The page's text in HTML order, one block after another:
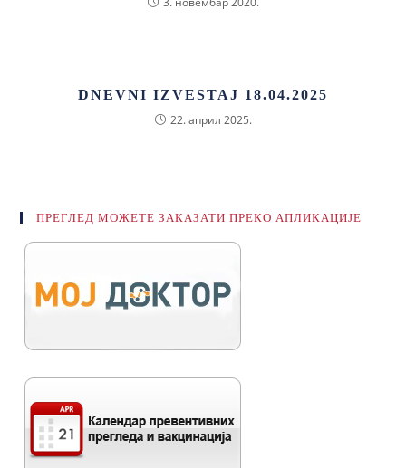
DNEVNI IZVESTAJ 18.04.2025
22. април 2025.
ПРЕГЛЕД МОЖЕТЕ ЗАКАЗАТИ ПРЕКО АПЛИКАЦИЈЕ